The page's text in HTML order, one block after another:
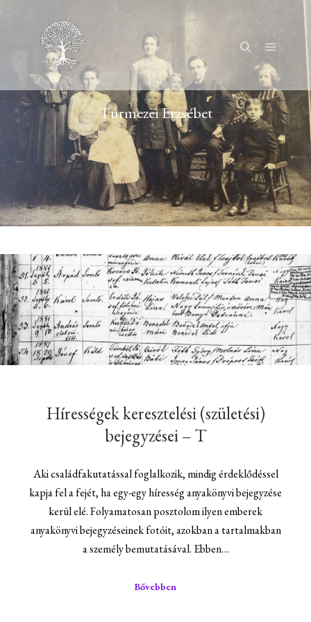
KeresésFőmenü
Túrmezei Erzsébet
Hírességek keresztelési (születési)
bejegyzései – T
Aki családfakutatással foglalkozik, mindig érdeklődéssel
kapja fel a fejét, ha egy-egy híresség anyakönyvi bejegyzése
kerül elé. Folyamatosan posztolom ilyen emberek
anyakönyvi bejegyzéseinek fotóit, azokban a tartalmakban
a személy bemutatásával. Ebben…
Bővebben